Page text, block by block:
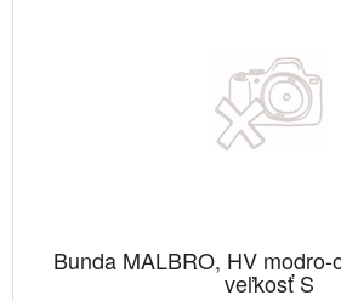
Bunda MALBRO, HV
veľkosť S